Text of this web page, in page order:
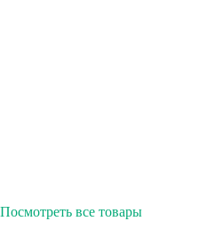
Посмотреть все товары